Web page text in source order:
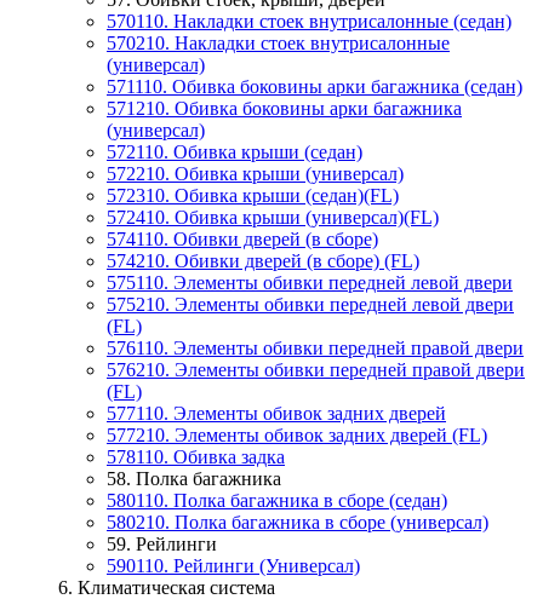
570110. Накладки стоек внутрисалонные (седан)
570210. Накладки стоек внутрисалонные
(универсал)
571110. Обивка боковины арки багажника (седан)
571210. Обивка боковины арки багажника
(универсал)
572110. Обивка крыши (седан)
572210. Обивка крыши (универсал)
572310. Обивка крыши (седан)(FL)
572410. Обивка крыши (универсал)(FL)
574110. Обивки дверей (в сборе)
574210. Обивки дверей (в сборе) (FL)
575110. Элементы обивки передней левой двери
575210. Элементы обивки передней левой двери
(FL)
576110. Элементы обивки передней правой двери
576210. Элементы обивки передней правой двери
(FL)
577110. Элементы обивок задних дверей
577210. Элементы обивок задних дверей (FL)
578110. Обивка задка
58. Полка багажника
580110. Полка багажника в сборе (седан)
580210. Полка багажника в сборе (универсал)
59. Рейлинги
590110. Рейлинги (Универсал)
6. Климатическая система